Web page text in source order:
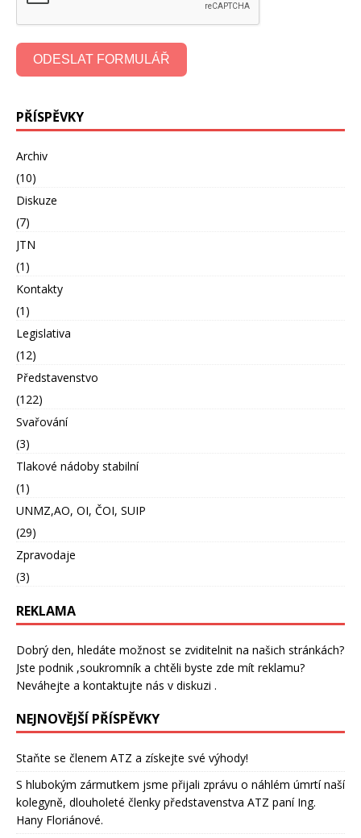
ODESLAT FORMULÁŘ
PŘÍSPĚVKY
Archiv
(10)
Diskuze
(7)
JTN
(1)
Kontakty
(1)
Legislativa
(12)
Představenstvo
(122)
Svařování
(3)
Tlakové nádoby stabilní
(1)
UNMZ,AO, OI, ČOI, SUIP
(29)
Zpravodaje
(3)
REKLAMA
Dobrý den, hledáte možnost se zviditelnit na našich stránkách?
Jste podnik ,soukromník a chtěli byste zde mít reklamu?
Neváhejte a kontaktujte nás v diskuzi .
NEJNOVĚJŠÍ PŘÍSPĚVKY
Staňte se členem ATZ a získejte své výhody!
S hlubokým zármutkem jsme přijali zprávu o náhlém úmrtí naší
kolegyně, dlouholeté členky představenstva ATZ paní Ing.
Hany Floriánové.